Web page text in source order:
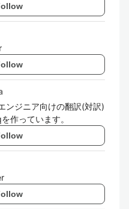
ジニア向けの翻訳(対訳)
作っています。